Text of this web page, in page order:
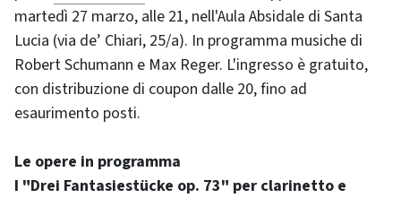
martedì 27 marzo, alle 21, nell'Aula Absidale di Santa
Lucia (via de’ Chiari, 25/a). In programma musiche di
Robert Schumann e Max Reger. L'ingresso è gratuito,
con distribuzione di coupon dalle 20, fino ad
esaurimento posti.
Le opere in programma
I "Drei Fantasiestücke op. 73" per clarinetto e